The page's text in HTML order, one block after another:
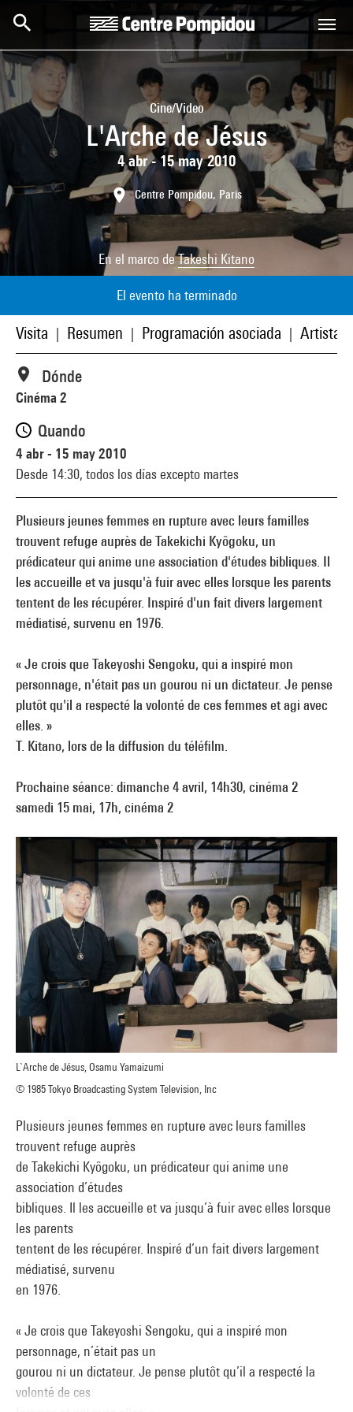
Cine/Video
L'Arche de Jésus
4 abr - 15 may 2010
Centre Pompidou, Paris
En el marco deTakeshi Kitano
El evento ha terminado
Visita Resumen Programación asociada
Plusieurs jeunes femmes en rupture avec leurs familles
trouvent refuge auprès de Takekichi Kyôgoku, un
prédicateur qui anime une association d'études bibliques. Il
les accueille et va jusqu'à fuir avec elles lorsque les parents
tentent de les récupérer. Inspiré d'un fait divers largement
médiatisé, survenu en 1976.
« Je crois que Takeyoshi Sengoku, qui a inspiré mon
personnage, n'était pas un gourou ni un dictateur. Je pense
plutôt qu'il a respecté la volonté de ces femmes et agi avec
elles. »
T. Kitano, lors de la diffusion du téléfilm.
Prochaine séance: dimanche 4 avril, 14h30, cinéma 2
samedi 15 mai, 17h, cinéma 2
L`Arche de Jésus, Osamu Yamaizumi
© 1985 Tokyo Broadcasting System Television, Inc
Plusieurs jeunes femmes en rupture avec leurs familles
trouvent refuge auprès
de Takekichi Kyôgoku, un prédicateur qui anime une
association d’études
bibliques. Il les accueille et va jusqu’à fuir avec elles lorsque
les parents
tentent de les récupérer. Inspiré d’un fait divers largement
médiatisé, survenu
en 1976.
« Je crois que Takeyoshi Sengoku, qui a inspiré mon
personnage, n’était pas un
gourou ni un dictateur. Je pense plutôt qu’il a respecté la
volonté de ces
Dónde
Cinéma 2
Quando
4 abr - 15 may 2010
Desde 14:30, todos los días excepto martes